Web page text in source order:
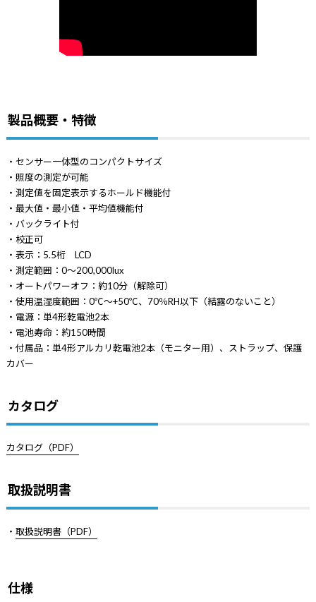
製品概要・特徴
・センサー一体型のコンパクトサイズ
・照度の測定が可能
・測定値を固定表示するホールド機能付
・最大値・最小値・平均値機能付
・バックライト付
・校正可
・表示：5.5桁 LCD
・測定範囲：0～200,000lux
・オートパワーオフ：約10分（解除可）
・使用温湿度範囲：0℃～+50℃、70％RH以下（結露のないこと）
・電源：単4形乾電池2本
・電池寿命：約150時間
・付属品：単4形アルカリ乾電池2本（モニター用）、ストラップ、保護
カバー
カタログ
カタログ（PDF）
取扱説明書
・ 取扱説明書（PDF）
仕様